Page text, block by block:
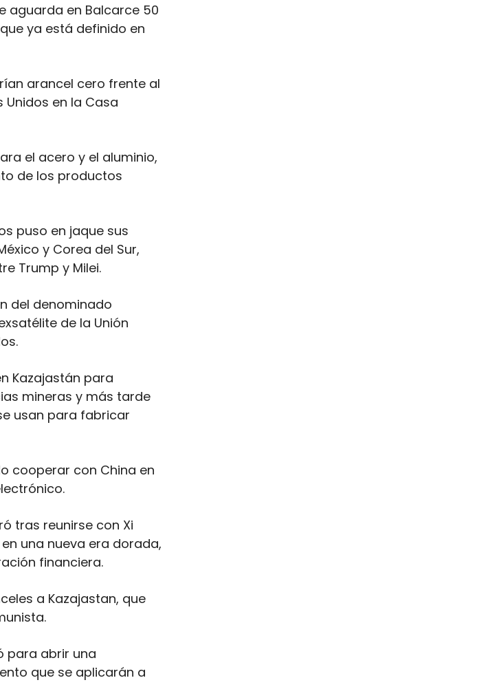
aguarda en Balcarce 50
ya está definido en
arancel cero frente al
en la Casa
el acero y el aluminio,
de los productos
puso en jaque sus
y Corea del Sur,
Trump y Milei.
del denominado
de la Unión
Kazajastán para
mineras y más tarde
usan para fabricar
cooperar con China en
tras reunirse con Xi
una nueva era dorada,
financiera.
a Kazajastan, que
para abrir una
que se aplicarán a